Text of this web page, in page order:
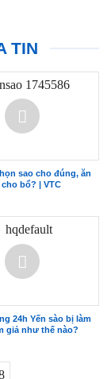
TIN
sao cho đúng, ăn
cho bổ? | VTC
24h Yến sào bị làm
giả như thế nào?